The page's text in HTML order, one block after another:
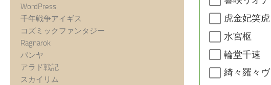
WordPress
千年戦争アイギス
コズミックファンタジー
Ragnarok
パンヤ
アラド戦記
スカイリム